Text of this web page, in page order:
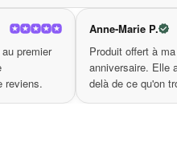
m'a convaincue au premier
rapide, service
qualité au top. Je reviens.